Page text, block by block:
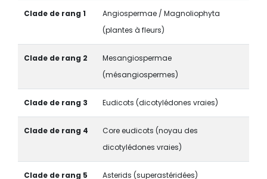
Clade de rang 1
Angiospermae / Magnoliophyta
(plantes à fleurs)
Clade de rang 2
Mesangiospermae
(mésangiospermes)
Clade de rang 3 Eudicots (dicotylédones vraies)
Clade de rang 4
Core eudicots (noyau des
dicotylédones vraies)
Clade de rang 5 Asterids (superastéridées)